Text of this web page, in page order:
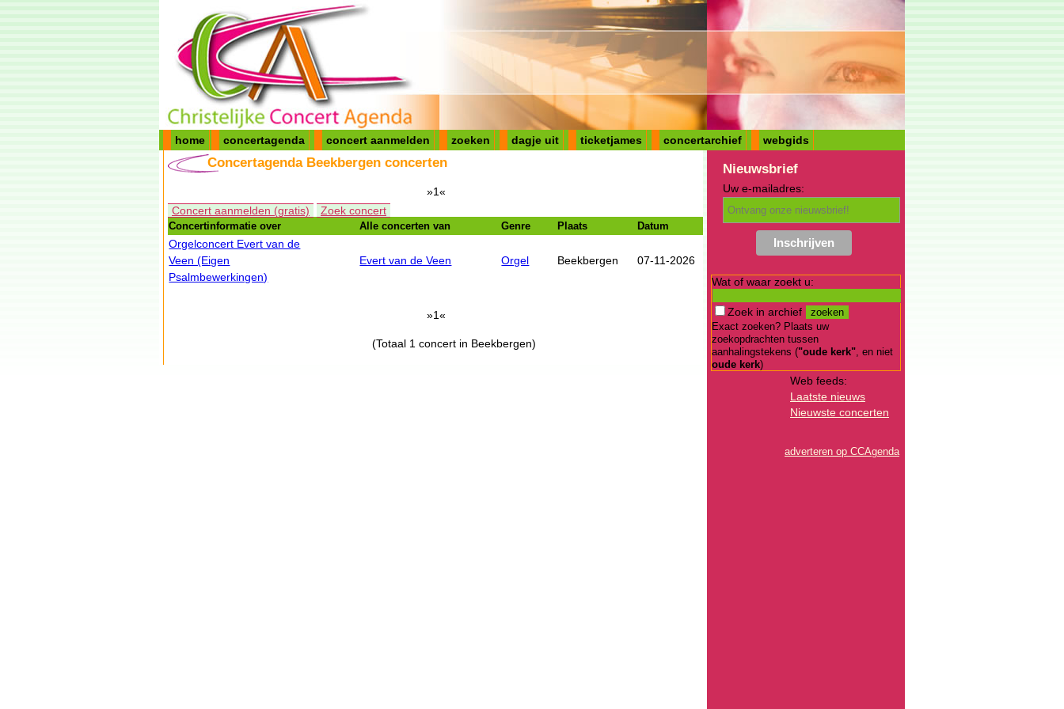
home concertagenda concert aanmelden zoeken dagje uit ticketjames concertarchief webgids
Concertagenda Beekbergen concerten
»1«
Concert aanmelden (gratis)
Zoek concert
Concertinformatie over Alle concerten van Genre Plaats Datum
Orgelconcert Evert van de
Veen (Eigen
Psalmbewerkingen)
Evert van de Veen Orgel Beekbergen 07-11-2026
»1«
(Totaal 1 concert in Beekbergen)
Nieuwsbrief
Uw e-mailadres:
Wat of waar zoekt u:
Zoek in archief
Exact zoeken? Plaats uw
zoekopdrachten tussen
aanhalingstekens ("oude kerk", en niet
oude kerk)
Web feeds:
Laatste nieuws
Nieuwste concerten
adverteren op CCAgenda